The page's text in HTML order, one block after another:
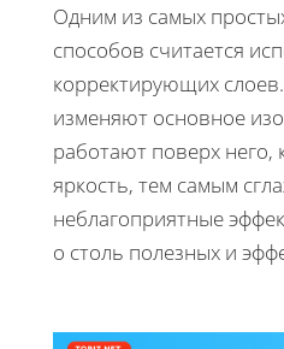
Одним из самых
способов считается
корректирующих
изменяют основное
работают поверх него,
яркость, тем самым
неблагоприятные
о столь полезных и